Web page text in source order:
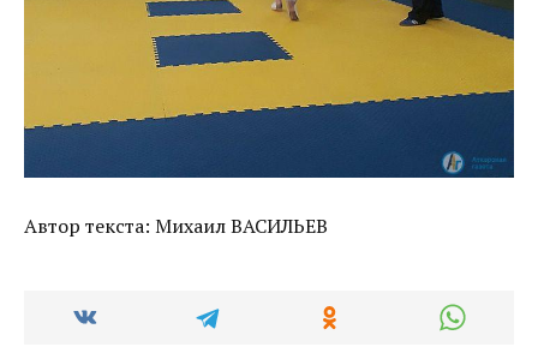
Автор текста: Михаил ВАСИЛЬЕВ